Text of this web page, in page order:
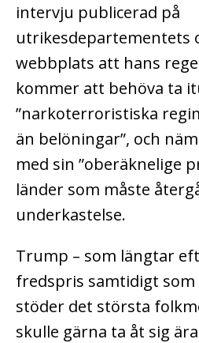
intervju publicerad på
utrikesdepartementets
webbplats att hans
kommer att behöva ta
”narkoterroristiska
än belöningar”, och
med sin ”oberäknelige
länder som måste
underkastelse.
Trump – som längtar
fredspris samtidigt
stöder det största
skulle gärna ta åt sig